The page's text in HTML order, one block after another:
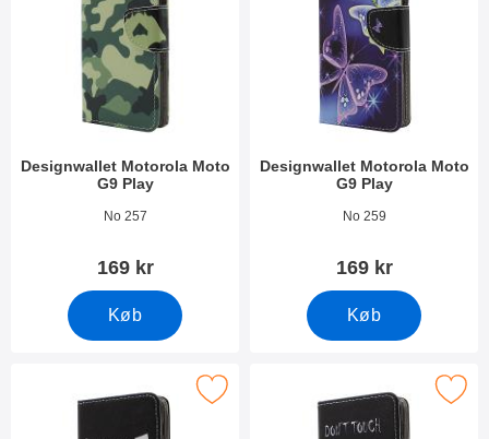
Designwallet Motorola Moto
G9 Play
Varenr 38281No 257
169 kr
Køb
Designwallet Motorola Moto
G9 Play
Varenr 38280No 259
169 kr
Køb
designwallet Motorola Moto G9 Play som favorit
Marker designwallet Motorola